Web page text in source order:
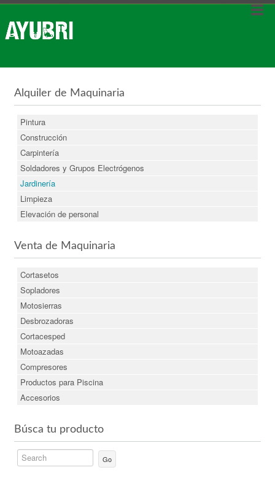
Alquiler de Maquinaria
Pintura
Construcción
Carpintería
Soldadores y Grupos Electrógenos
Jardinería
Limpieza
Elevación de personal
Venta de Maquinaria
Cortasetos
Sopladores
Motosierras
Desbrozadoras
Cortacesped
Motoazadas
Compresores
Productos para Piscina
Accesorios
Búsca tu producto
Go